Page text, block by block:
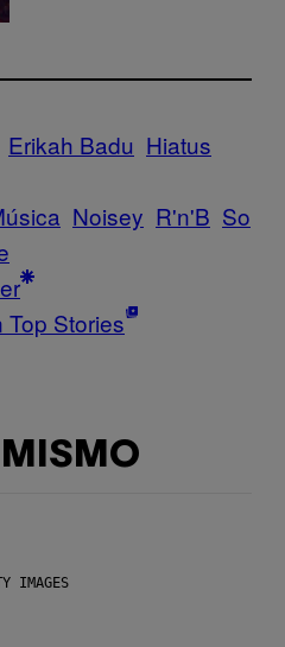
Erikah Badu Hiatus
Noisey R'n'B So
Top Stories
MISMO
IMAGES